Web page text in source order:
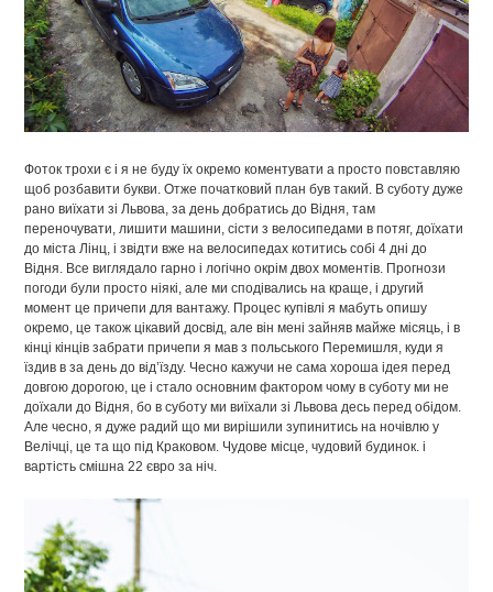
Фоток трохи є і я не буду їх окремо коментувати а просто повставляю
щоб розбавити букви. Отже початковий план був такий. В суботу дуже
рано виїхати зі Львова, за день добратись до Відня, там
переночувати, лишити машини, сісти з велосипедами в потяг, доїхати
до міста Лінц, і звідти вже на велосипедах котитись собі 4 дні до
Відня. Все виглядало гарно і логічно окрім двох моментів. Прогнози
погоди були просто ніякі, але ми сподівались на краще, і другий
момент це причепи для вантажу. Процес купівлі я мабуть опишу
окремо, це також цікавий досвід, але він мені зайняв майже місяць, і в
кінці кінців забрати причепи я мав з польського Перемишля, куди я
їздив в за день до від’їзду. Чесно кажучи не сама хороша ідея перед
довгою дорогою, це і стало основним фактором чому в суботу ми не
доїхали до Відня, бо в суботу ми виїхали зі Львова десь перед обідом.
Але чесно, я дуже радий що ми вирішили зупинитись на ночівлю у
Велічці, це та що під Краковом. Чудове місце, чудовий будинок. і
вартість смішна 22 євро за ніч.